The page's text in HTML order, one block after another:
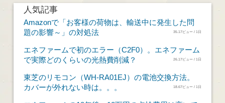
人気記事
Amazonで「お客様の荷物は、輸送中に発生した問
題の影響～」の対処法
35.17ビュー / 1日
エネファームで初のエラー（C2F0）。エネファーム
で実際どのくらいの光熱費削減？
26.17ビュー / 1日
東芝のリモコン（WH-RA01EJ）の電池交換方法。
カバーが外れない時は。。。
18.67ビュー / 1日